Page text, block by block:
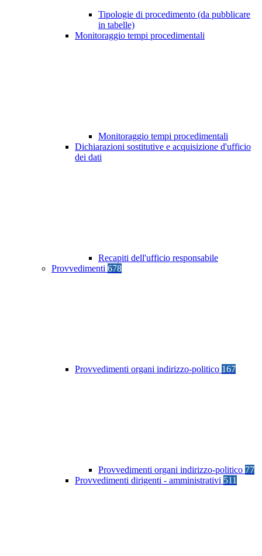
Tipologie di procedimento (da pubblicare
in tabelle)
Monitoraggio tempi procedimentali
Monitoraggio tempi procedimentali
Dichiarazioni sostitutive e acquisizione d'ufficio
dei dati
Recapiti dell'ufficio responsabile
Provvedimenti 678
Provvedimenti organi indirizzo-politico 167
Provvedimenti organi indirizzo-politico 77
Provvedimenti dirigenti - amministrativi 511